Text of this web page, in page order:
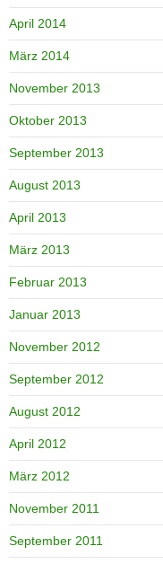
April 2014
März 2014
November 2013
Oktober 2013
September 2013
August 2013
April 2013
März 2013
Februar 2013
Januar 2013
November 2012
September 2012
August 2012
April 2012
März 2012
November 2011
September 2011